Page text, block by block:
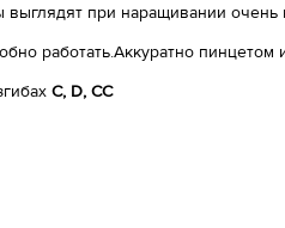
при наращивании очень
работать.Аккуратно
С, D, CC